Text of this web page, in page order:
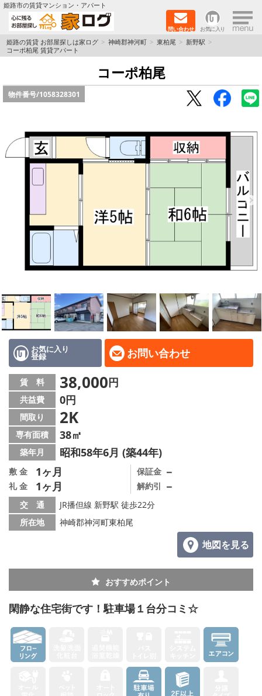
姫路市の賃貸マンション・アパート
問い合わせ お気に入り ×
TOPページ
ペットOK物件
保証人不要物件
初期費用リーズナブル物件
路線·駅から探す
地域から探す
地図から探す
スタッフ
店舗情報·アクセス
会社概要
メールでお問い合わせ
姫路の賃貸 お部屋探しは家ログ 神崎郡神河町 東柏尾
新野駅
コーポ柏尾 賃貸アパート
コーポ柏尾
物件番号/1058328301
お気に入り
登録 お問い合わせ
賃 料 38,000円
共益費 0円
間取り 2K
専有面積 38㎡
築年月 昭和58年6月 (築44年)
敷 金 1ヶ月
礼 金 1ヶ月
保証金 －
解約引 －
交 通
JR播但線 新野駅 徒歩22分
所在地
神崎郡神河町東柏尾
地図を見る
おすすめポイント
閑静な住宅街です！駐車場１台分コミ☆